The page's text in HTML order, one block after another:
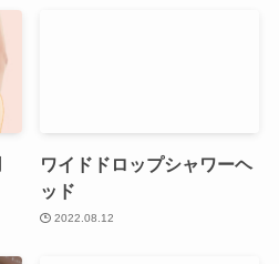
ワイドドロップシャワーヘ
ッド
2022.08.12